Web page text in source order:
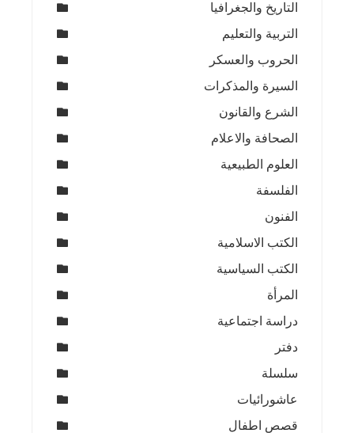
التاريخ والجغرافيا
التربية والتعليم
الحروب والعسكر
السيرة والمذكرات
الشرع والقانون
الصحافة والاعلام
العلوم الطبيعية
الفلسفة
الفنون
الكتب الاسلامية
الكتب السياسية
المرأة
دراسة اجتماعية
دفتر
سلسلة
عاشورائيات
قصص اطفال